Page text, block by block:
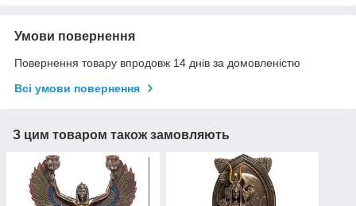
Умови повернення
Повернення товару впродовж 14 днів за домовленістю
Всі умови повернення
З цим товаром також замовляють